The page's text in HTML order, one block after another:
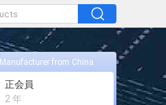
Manufacturer from China
正会員
2 年